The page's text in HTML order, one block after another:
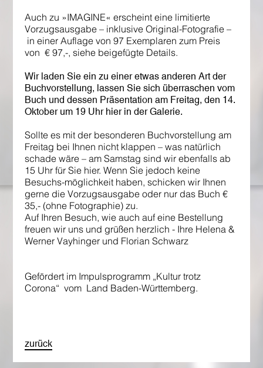
Auch zu »IMAGINE« erscheint eine limitierte
Vorzugsausgabe – inklusive Original-Fotografie –
in einer Auflage von 97 Exemplaren zum Preis
von € 97,-, siehe beigefügte Details.
Wir laden Sie ein zu einer etwas anderen Art der
Buchvorstellung, lassen Sie sich überraschen vom
Buch und dessen Präsentationam Freitag, den 14.
Oktober um 19 Uhr hier in der Galerie.
Sollte es mit der besonderen Buchvorstellung am
Freitag bei Ihnen nicht klappen – was natürlich
schade wäre – am Samstag sind wir ebenfalls ab
15 Uhr für Sie hier. Wenn Sie jedoch keine
Besuchs-möglichkeit haben, schicken wir Ihnen
gerne die Vorzugsausgabe oder nur das Buch €
35,- (ohne Fotographie) zu.
Auf Ihren Besuch, wie auch auf eine Bestellung
freuen wir uns und grüßen herzlich - Ihre Helena &
Werner Vayhinger und Florian Schwarz
Gefördert im Impulsprogramm „Kultur trotz
Corona“ vom Land Baden-Württemberg.
zurück